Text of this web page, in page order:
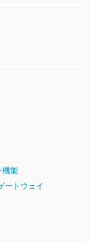
機能
ートウェイ